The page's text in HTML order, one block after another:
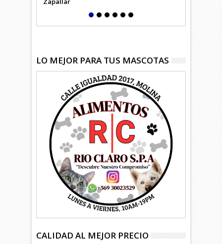
LO MEJOR PARA TUS MASCOTAS
CALIDAD AL MEJOR PRECIO